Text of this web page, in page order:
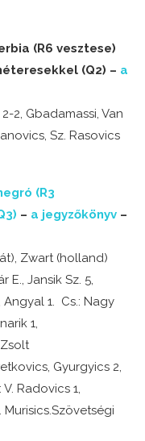
(R6 vesztese)
(Q2) – a
2, Gbadamassi, Van
Sz. Rasovics
(R3
– a jegyzőkönyv –
Zwart (holland)
E., Jansik Sz. 5,
Angyal 1. Cs.: Nagy
1,
Gyurgyics 2,
Radovics 1,